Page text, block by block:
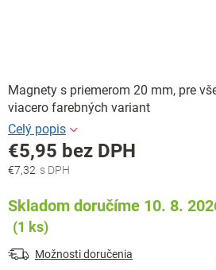
Magnety s priemerom 20 mm, pre
viacero farebných variant
€7,32
€5,95 bez DPH
Jednotková
Skladom doručíme 10. 8.
(1 ks)
Možnosti doručenia